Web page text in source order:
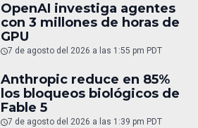
OpenAI investiga agentes
con 3 millones de horas de
GPU
7 de agosto del 2026 a las 1:55 pm PDT
Anthropic reduce en 85%
los bloqueos biológicos de
Fable 5
7 de agosto del 2026 a las 1:39 pm PDT